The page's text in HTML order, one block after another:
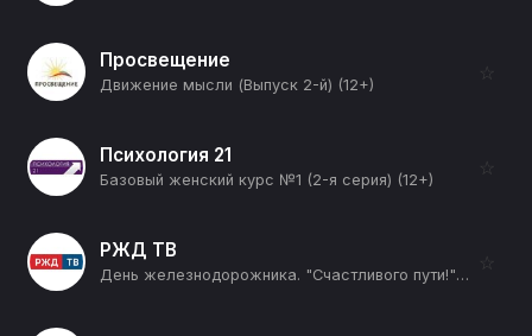
Просвещение
Движение мысли (Выпуск 2-й) (12+)
☆
Психология 21
Базовый женский курс №1 (2-я серия) (12+)
☆
РЖД ТВ
День железнодорожника. "Счастливого пути!" (12+)
☆